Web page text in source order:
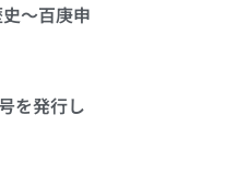
～百庚申
を発行し